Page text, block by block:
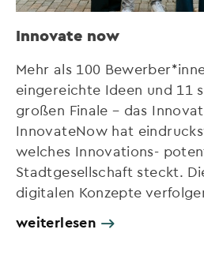
Innovate now
Mehr als 100
eingereichte Ideen und 11
großen Finale – das
InnovateNow hat
welches Innovations-
Stadtgesellschaft steckt.
digitalen Konzepte
weiterlesen